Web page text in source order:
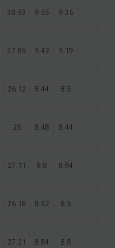
38.93 9.55 9.36
37.85 9.42 9.19
26.12 8.44 8.5
26 8.48 8.44
27.11 8.8 8.94
26.18 8.52 8.5
27.21 8.84 8.8